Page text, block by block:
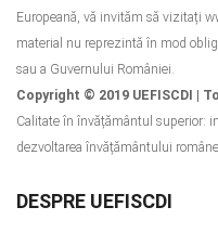
Europeană, vă invităm să vizitați
material nu reprezintă în mod
sau a Guvernului României.
Copyright © 2019 UEFISCDI |
Calitate în învățământul superior:
dezvoltarea învățământului
DESPRE UEFISCDI